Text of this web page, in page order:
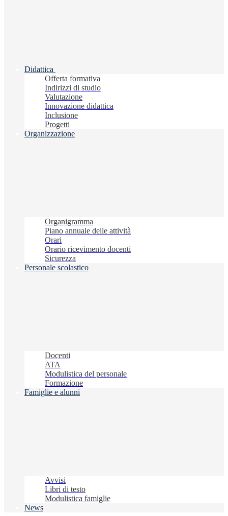
Didattica
Offerta formativa
Indirizzi di studio
Valutazione
Innovazione didattica
Inclusione
Progetti
Organizzazione
Organigramma
Piano annuale delle attività
Orari
Orario ricevimento docenti
Sicurezza
Personale scolastico
Docenti
ATA
Modulistica del personale
Formazione
Famiglie e alunni
Avvisi
Libri di testo
Modulistica famiglie
News